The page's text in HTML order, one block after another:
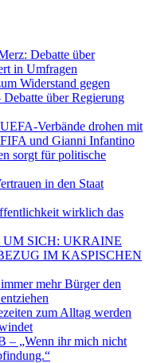
Debatte über
in Umfragen
Widerstand gegen
über Regierung
Verbände drohen mit
und Gianni Infantino
sorgt für politische
in den Staat
wirklich das
UM SICH: UKRAINE
IM KASPISCHEN
mehr Bürger den
zum Alltag werden
– „Wenn ihr mich nicht